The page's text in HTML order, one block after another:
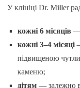
У клініці Dr. Miller
кожні 6 місяців —
кожні 3–4 місяці—
підвищеною
каменю;
дітям— залежно